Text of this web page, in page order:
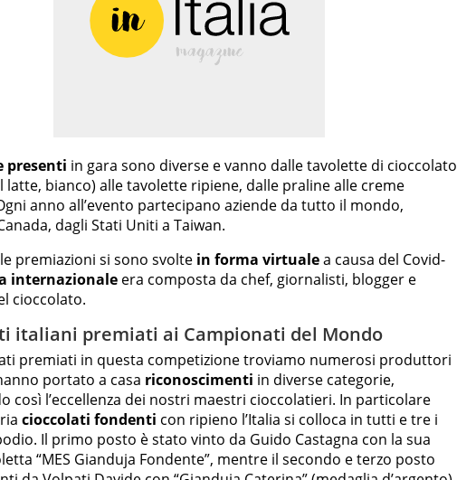
presenti in gara sono diverse e vanno dalle tavolette di cioccolato
latte, bianco) alle tavolette ripiene, dalle praline alle creme
anno all’evento partecipano aziende da tutto il mondo,
dagli Stati Uniti a Taiwan.
premiazioni si sono svolte in forma virtualea causa del Covid-
internazionale era composta da chef, giornalisti, blogger e
cioccolato.
italiani premiati ai Campionati del Mondo
premiati in questa competizione troviamo numerosi produttori
portato a casa riconoscimenti in diverse categorie,
così l’eccellenza dei nostri maestri cioccolatieri. In particolare
cioccolati fondenti con ripieno l’Italia si colloca in tutti e tre i
Il primo posto è stato vinto da Guido Castagna con la sua
“MES Gianduja Fondente”, mentre il secondo e terzo posto